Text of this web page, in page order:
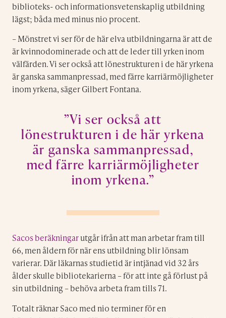
biblioteks- och informationsvetenskaplig utbildning
lägst; båda med minus nio procent.
– Mönstret vi ser för de här elva utbildningarna är att de
är kvinnodominerade och att de leder till yrken inom
välfärden. Vi ser också att lönestrukturen i de här yrkena
är ganska sammanpressad, med färre karriärmöjligheter
inom yrkena, säger Gilbert Fontana.
”Vi ser också att
lönestrukturen i de här yrkena
är ganska sammanpressad,
med färre karriärmöjligheter
inom yrkena.”
Sacos beräkningarutgår ifrån att man arbetar fram till
66, men åldern för när ens utbildning blir lönsam
varierar. Där läkarnas studietid är intjänad vid 32 års
ålder skulle bibliotekarierna – för att inte gå förlust på
sin utbildning – behöva arbeta fram tills 71.
Totalt räknar Saco med nio terminer för en